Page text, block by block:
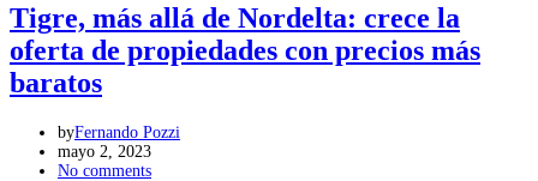
Tigre, más allá de Nordelta: crece la
oferta de propiedades con precios más
baratos
byFernando Pozzi
mayo 2, 2023
No comments